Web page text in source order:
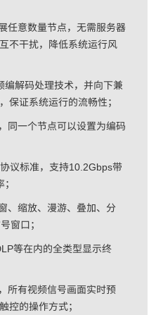
任意数量节点，无需服务器
不干扰，降低系统运行风
编解码处理技术，并向下兼
保证系统运行的流畅性；
同一个节点可以设置为编码
议标准，支持10.2Gbps带
、缩放、漫游、叠加、分
窗口；
等在内的全类型显示终
所有视频信号画面实时预
控的操作方式；